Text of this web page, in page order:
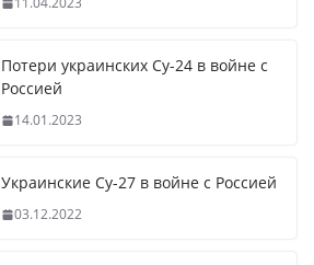
Потери украинских Су-24 в войне с
Россией
14.01.2023
Украинские Су-27 в войне с Россией
03.12.2022